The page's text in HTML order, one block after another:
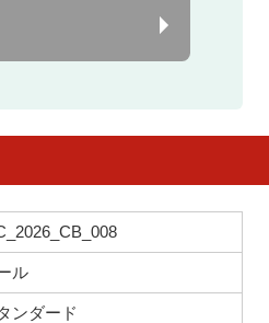
ル
ンダード